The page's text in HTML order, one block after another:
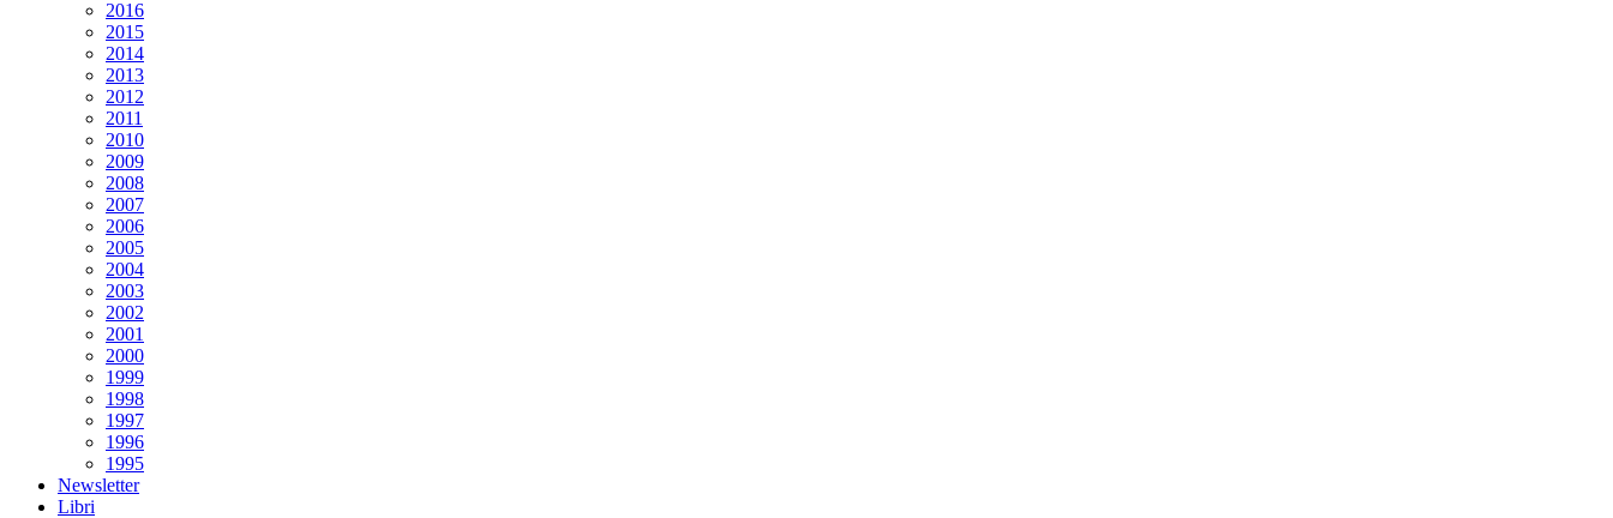
2016
2015
2014
2013
2012
2011
2010
2009
2008
2007
2006
2005
2004
2003
2002
2001
2000
1999
1998
1997
1996
1995
Newsletter
Libri